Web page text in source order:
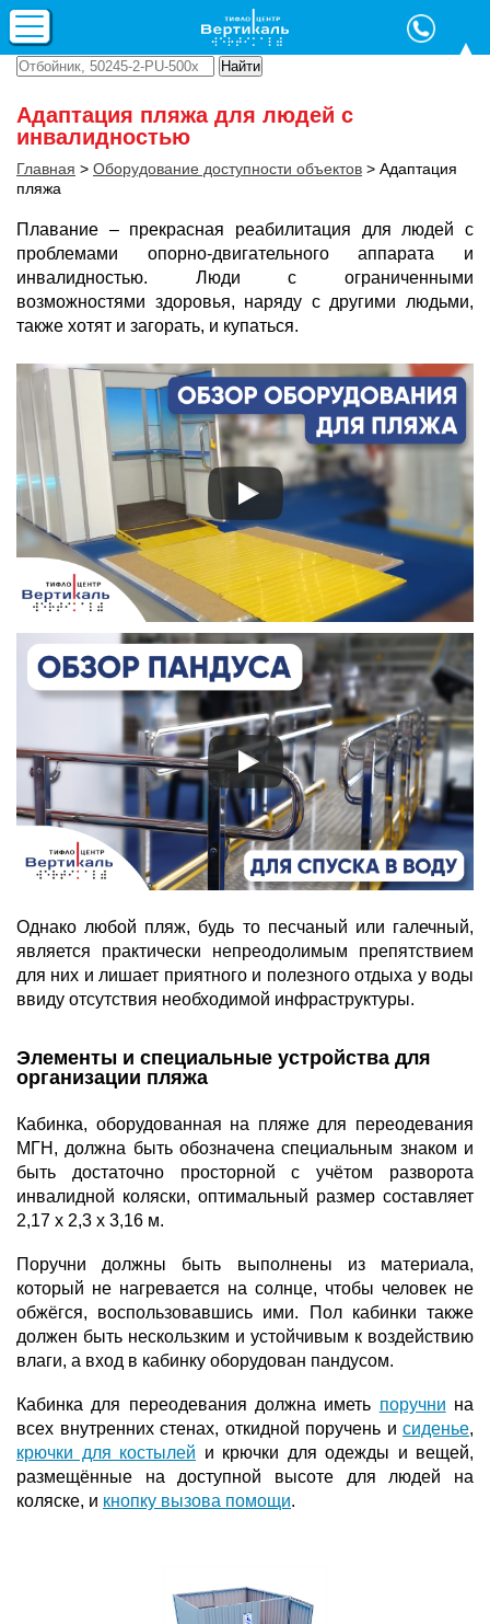
Адаптация пляжа для людей с
инвалидностью
Главная > Оборудование доступности объектов > Адаптация
пляжа
Плавание – прекрасная реабилитация для людей с
проблемами опорно-двигательного аппарата и
инвалидностью. Люди с ограниченными
возможностями здоровья, наряду с другими людьми,
также хотят и загорать, и купаться.
Однако любой пляж, будь то песчаный или галечный,
является практически непреодолимым препятствием
для них и лишает приятного и полезного отдыха у воды
ввиду отсутствия необходимой инфраструктуры.
Элементы и специальные устройства для
организации пляжа
Кабинка, оборудованная на пляже для переодевания
МГН, должна быть обозначена специальным знаком и
быть достаточно просторной с учётом разворота
инвалидной коляски, оптимальный размер составляет
2,17 х 2,3 х 3,16 м.
Поручни должны быть выполнены из материала,
который не нагревается на солнце, чтобы человек не
обжёгся, воспользовавшись ими. Пол кабинки также
должен быть нескользким и устойчивым к воздействию
влаги, а вход в кабинку оборудован пандусом.
Кабинка для переодевания должна иметь поручни на
всех внутренних стенах, откидной поручень и сиденье,
крючки для костылей и крючки для одежды и вещей,
размещённые на доступной высоте для людей на
коляске, и кнопку вызова помощи.